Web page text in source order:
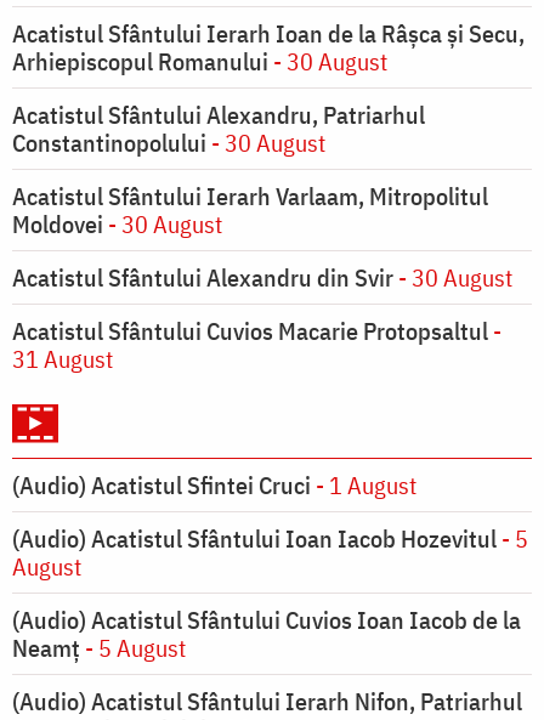
Acatistul Sfântului Ierarh Ioan de la Râşca şi Secu,
Arhiepiscopul Romanului - 30 August
Acatistul Sfântului Alexandru, Patriarhul
Constantinopolului - 30 August
Acatistul Sfântului Ierarh Varlaam, Mitropolitul
Moldovei - 30 August
Acatistul Sfântului Alexandru din Svir- 30 August
Acatistul Sfântului Cuvios Macarie Protopsaltul-
31 August
(Audio) Acatistul Sfintei Cruci - 1 August
(Audio) Acatistul Sfântului Ioan Iacob Hozevitul- 5
August
(Audio) Acatistul Sfântului Cuvios Ioan Iacob de la
Neamț - 5 August
(Audio) Acatistul Sfântului Ierarh Nifon, Patriarhul